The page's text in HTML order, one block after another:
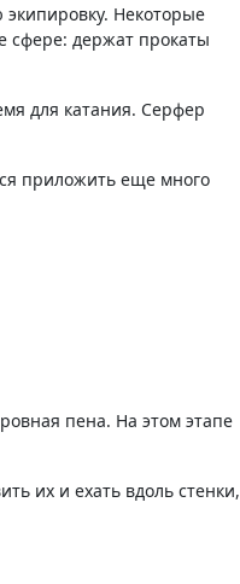
Некоторые
сфере: держат прокаты
для катания. Серфер
приложить еще много
пена. На этом этапе
их и ехать вдоль стенки,